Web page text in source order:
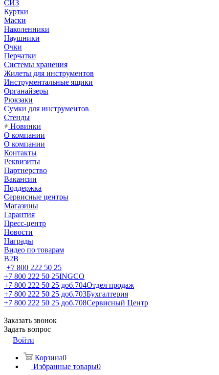
СИЗ
Куртки
Маски
Наколенники
Наушники
Очки
Перчатки
Системы хранения
Жилеты для инструментов
Инструментальные ящики
Органайзеры
Рюкзаки
Сумки для инструментов
Стенды
Новинки
О компании
О компании
Контакты
Реквизиты
Партнерство
Вакансии
Поддержка
Сервисные центры
Магазины
Гарантия
Пресс-центр
Новости
Награды
Видео по товарам
B2B
+7 800 222 50 25
+7 800 222 50 25INGCO
+7 800 222 50 25 доб.704Отдел продаж
+7 800 222 50 25 доб.703Бухгалтерия
+7 800 222 50 25 доб.708Сервисный Центр
Заказать звонок
Задать вопрос
Войти
Корзина0
Избранные товары0